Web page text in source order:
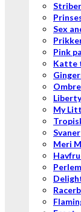
Striber
Sex
Pink
Katte
Ombre
Liberty
My
Svaner
Meri